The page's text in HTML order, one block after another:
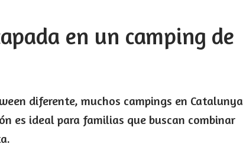
en un camping de
diferente, muchos campings en Catalunya
es ideal para familias que buscan combinar